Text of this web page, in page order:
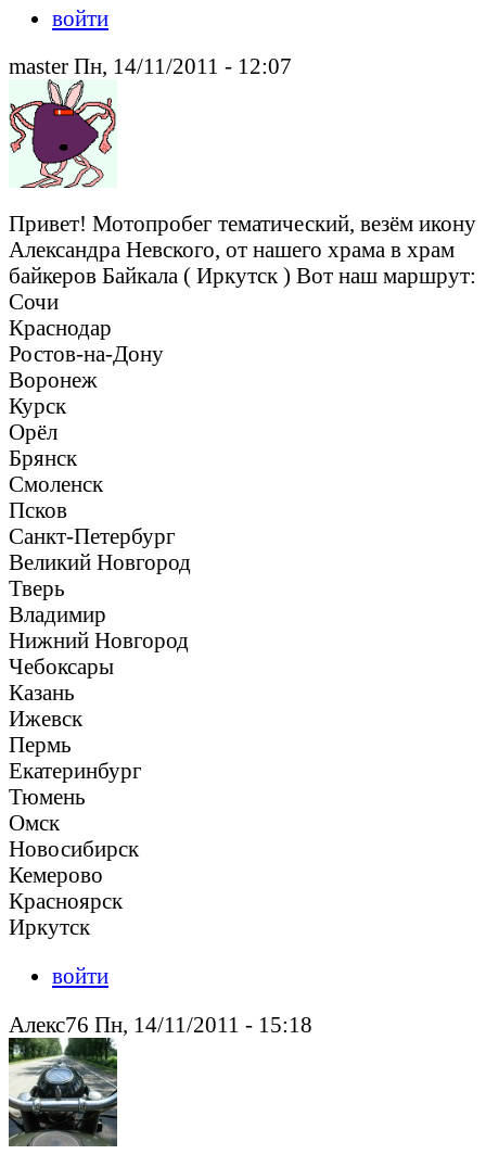
войти
master Пн, 14/11/2011 - 12:07
Привет! Мотопробег тематический, везём икону
Александра Невского, от нашего храма в храм
байкеров Байкала ( Иркутск ) Вот наш маршрут:
Сочи
Краснодар
Ростов-на-Дону
Воронеж
Курск
Орёл
Брянск
Смоленск
Псков
Санкт-Петербург
Великий Новгород
Тверь
Владимир
Нижний Новгород
Чебоксары
Казань
Ижевск
Пермь
Екатеринбург
Тюмень
Омск
Новосибирск
Кемерово
Красноярск
Иркутск
войти
Алекс76 Пн, 14/11/2011 - 15:18